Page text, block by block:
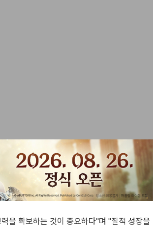
을 확보하는 것이 중요하다"며 "질적 성장을